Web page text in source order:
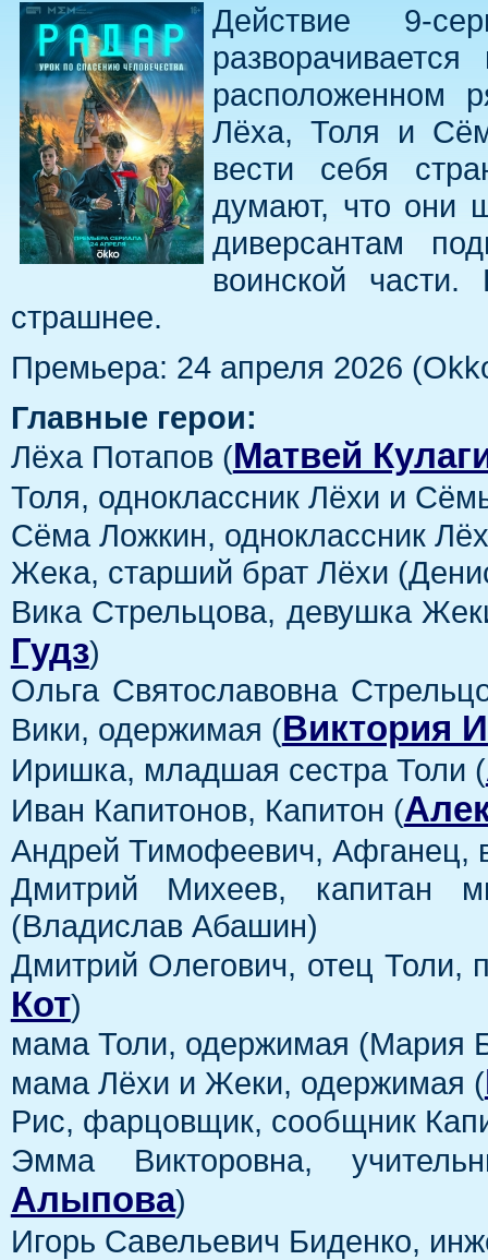
Действие 9-
расположенном
Лёха, Толя и
вести себя
думают, что они
диверсантам
воинской части.
страшнее.
Премьера: 24 апреля 2026
Главные герои:
Лёха Потапов (Матвей
Толя, одноклассник Лёхи и
Сёма Ложкин, одноклассник
Жека, старший брат Лёхи
Вика Стрельцова, девушка
Гудз)
Ольга Святославовна
Вики, одержимая (Виктория
Иришка, младшая сестра Толи (
Иван Капитонов, Капитон (
Андрей Тимофеевич, Афганец,
Дмитрий Михеев, капитан
(Владислав Абашин)
Дмитрий Олегович, отец Толи,
Кот)
мама Толи, одержимая (Мария
мама Лёхи и Жеки, одержимая (
Рис, фарцовщик, сообщник
Эмма Викторовна,
Алыпова)
Игорь Савельевич Биденко,